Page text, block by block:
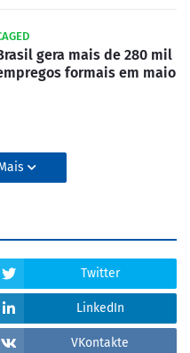
gera mais de 280 mil
formais em maio
Twitter
LinkedIn
VKontakte